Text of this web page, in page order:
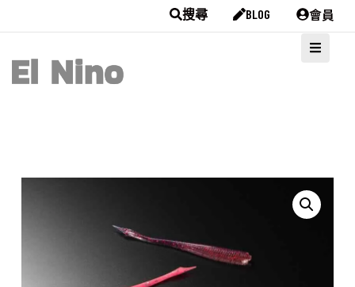
搜尋 BLOG 會員